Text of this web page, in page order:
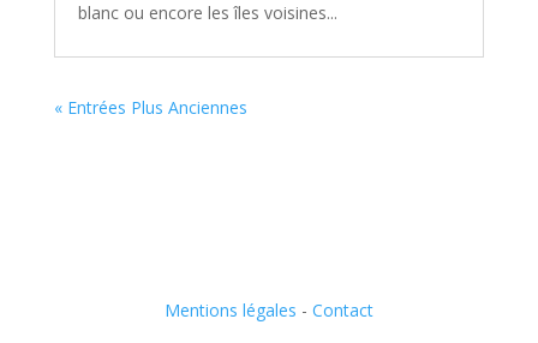
blanc ou encore les îles voisines...
« Entrées Plus Anciennes
Mentions légales - Contact